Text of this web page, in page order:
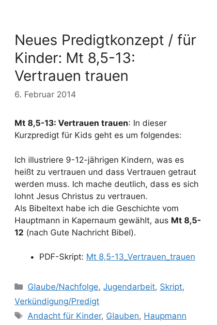
Neues Predigtkonzept / für
Kinder: Mt 8,5-13:
Vertrauen trauen
6. Februar 2014
Mt 8,5-13: Vertrauen trauen: In dieser
Kurzpredigt für Kids geht es um folgendes:
Ich illustriere 9-12-jährigen Kindern, was es
heißt zu vertrauen und dass Vertrauen getraut
werden muss. Ich mache deutlich, dass es sich
lohnt Jesus Christus zu vertrauen.
Als Bibeltext habe ich die Geschichte vom
Hauptmann in Kapernaum gewählt, aus Mt 8,5-
12 (nach Gute Nachricht Bibel).
PDF-Skript: Mt 8,5-13_Vertrauen_trauen
Kategorien
Glaube/Nachfolge,Jugendarbeit, Skript,
Verkündigung/Predigt
Schlagwörter
Andacht für Kinder, Glauben, Haupmann